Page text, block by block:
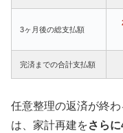
3ヶ月後の総支払額
完済までの合計支払額
任意整理の返済が終
は、家計再建をさら